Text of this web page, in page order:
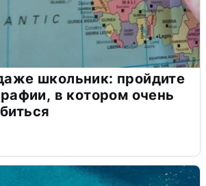
школьник: пройдите
в котором очень